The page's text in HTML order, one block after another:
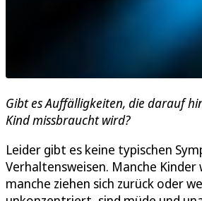
Gibt es Auffälligkeiten, die darauf
Kind missbraucht wird?
Leider gibt es keine typischen
Verhaltensweisen. Manche Kinder
manche ziehen sich zurück oder